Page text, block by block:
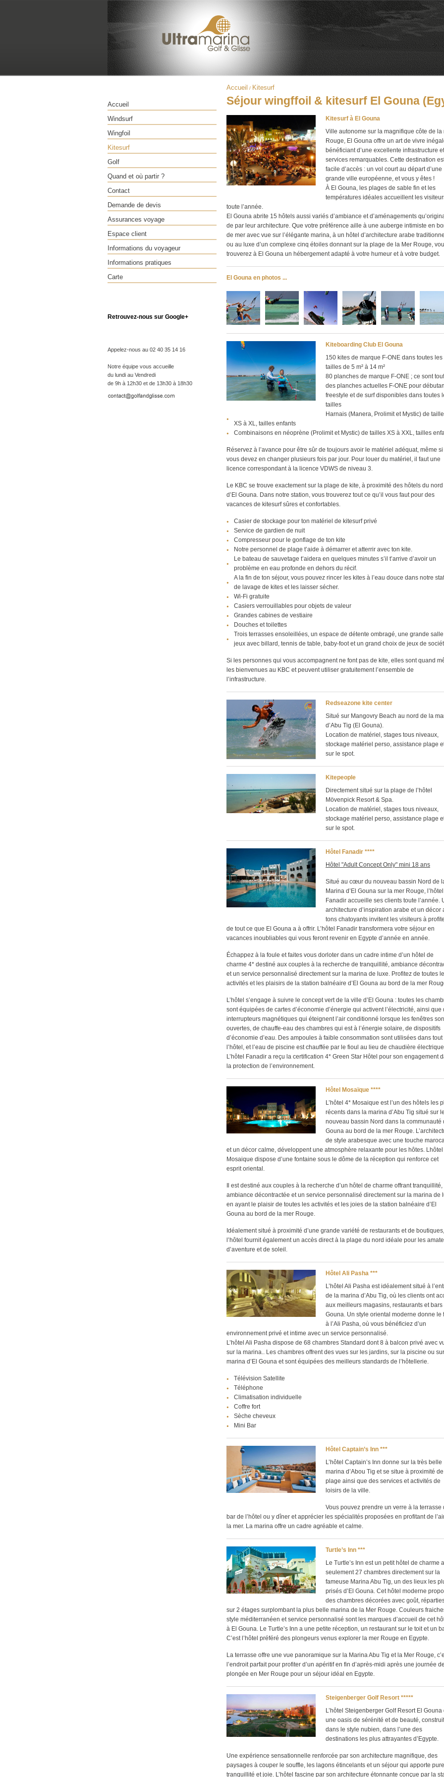
Accueil
Windsurf
Wingfoil
Kitesurf
Golf
Quand et où partir ?
Contact
Demande de devis
Assurances voyage
Espace client
Informations du voyageur
Informations pratiques
Carte
Retrouvez-nous sur Google+
Appelez-nous au 02 40 35 14 16
Notre équipe vous accueille
du lundi au Vendredi
de 9h à 12h30 et de 13h30 à 18h30
Accueil / Kitesurf
Séjour wingffoil & kitesurf El Gouna
Kitesurf à El Gouna
Ville autonome sur la magnifique côte de la
Rouge, El Gouna offre un art de vivre
bénéficiant d’une excellente infrastructure
services remarquables. Cette destination
facile d’accès : un vol court au départ d’une
grande ville européenne, et vous y êtes !
À El Gouna, les plages de sable fin et les
températures idéales accueillent les
toute l’année.
El Gouna abrite 15 hôtels aussi variés d’ambiance et d’aménagements
de par leur architecture. Que votre préférence aille à une auberge intimiste en
de mer avec vue sur l’élégante marina, à un hôtel d’architecture arabe
ou au luxe d’un complexe cinq étoiles donnant sur la plage de la Mer Rouge,
trouverez à El Gouna un hébergement adapté à votre humeur et à votre budget.
El Gouna en photos ...
Kiteboarding Club El Gouna
150 kites de marque F-ONE dans toutes les
tailles de 5 m² à 14 m²
80 planches de marque F-ONE ; ce sont
des planches actuelles F-ONE pour
freestyle et de surf disponibles dans toutes
tailles
Harnais (Manera, Prolimit et Mystic) de
XS à XL, tailles enfants
Combinaisons en néoprène (Prolimit et Mystic) de tailles XS à XXL, tailles
Réservez à l’avance pour être sûr de toujours avoir le matériel adéquat, même si
vous devez en changer plusieurs fois par jour. Pour louer du matériel, il faut une
licence correspondant à la licence VDWS de niveau 3.
Le KBC se trouve exactement sur la plage de kite, à proximité des hôtels du nord
d’El Gouna. Dans notre station, vous trouverez tout ce qu’il vous faut pour des
vacances de kitesurf sûres et confortables.
Casier de stockage pour ton matériel de kitesurf privé
Service de gardien de nuit
Compresseur pour le gonflage de ton kite
Notre personnel de plage t’aide à démarrer et atterrir avec ton kite.
Le bateau de sauvetage t’aidera en quelques minutes s’il t’arrive d’avoir un
problème en eau profonde en dehors du récif.
A la fin de ton séjour, vous pouvez rincer les kites à l’eau douce dans notre
de lavage de kites et les laisser sécher.
Wi-Fi gratuite
Casiers verrouillables pour objets de valeur
Grandes cabines de vestiaire
Douches et toilettes
Trois terrasses ensoleillées, un espace de détente ombragé, une grande
jeux avec billard, tennis de table, baby-foot et un grand choix de jeux de
Si les personnes qui vous accompagnent ne font pas de kite, elles sont quand
les bienvenues au KBC et peuvent utiliser gratuitement l’ensemble de
l’infrastructure.
Redseazone kite center
Situé sur Mangovry Beach au nord de la
d’Abu Tig (El Gouna).
Location de matériel, stages tous niveaux,
stockage matériel perso, assistance plage
sur le spot.
Kitepeople
Directement situé sur la plage de l’hôtel
Mövenpick Resort & Spa.
Location de matériel, stages tous niveaux,
stockage matériel perso, assistance plage
sur le spot.
Hôtel Fanadir ****
Hôtel "Adult Concept Only" mini 18 ans
Situé au cœur du nouveau bassin Nord de
Marina d’El Gouna sur la mer Rouge,
Fanadir accueille ses clients toute l’année.
architecture d’inspiration arabe et un décor
tons chatoyants invitent les visiteurs à
de tout ce que El Gouna a à offrir. L’hôtel Fanadir transformera votre séjour en
vacances inoubliables qui vous feront revenir en Egypte d’année en année.
Échappez à la foule et faites vous dorloter dans un cadre intime d’un hôtel de
charme 4* destiné aux couples à la recherche de tranquillité, ambiance
et un service personnalisé directement sur la marina de luxe. Profitez de toutes
activités et les plaisirs de la station balnéaire d’El Gouna au bord de la mer
L’hôtel s’engage à suivre le concept vert de la ville d’El Gouna : toutes les
sont équipées de cartes d’économie d’énergie qui activent l’électricité, ainsi que
interrupteurs magnétiques qui éteignent l’air conditionné lorsque les fenêtres
ouvertes, de chauffe-eau des chambres qui est à l’énergie solaire, de dispositifs
d’économie d’eau. Des ampoules à faible consommation sont utilisées dans tout
l’hôtel, et l’eau de piscine est chauffée par le fioul au lieu de chaudière
L’hôtel Fanadir a reçu la certification 4* Green Star Hôtel pour son engagement
la protection de l’environnement.
Hôtel Mosaïque ****
L’hôtel 4* Mosaique est l’un des hôtels les
récents dans la marina d’Abu Tig situé sur le
nouveau bassin Nord dans la communauté
Gouna au bord de la mer Rouge.
de style arabesque avec une touche
et un décor calme, développent une atmosphère relaxante pour les hôtes. Lhôtel
Mosaique dispose d’une fontaine sous le dôme de la réception qui renforce cet
esprit oriental.
Il est destiné aux couples à la recherche d’un hôtel de charme offrant tranquillité,
ambiance décontractée et un service personnalisé directement sur la marina de
en ayant le plaisir de toutes les activités et les joies de la station balnéaire d’El
Gouna au bord de la mer Rouge.
Idéalement situé à proximité d’une grande variété de restaurants et de boutiques,
l’hôtel fournit également un accès direct à la plage du nord idéale pour les
d’aventure et de soleil.
Hôtel Ali Pasha ***
L’hôtel Ali Pasha est idéalement situé à
de la marina d’Abu Tig, où les clients ont
aux meilleurs magasins, restaurants et bars
Gouna. Un style oriental moderne donne le
à l’Ali Pasha, où vous bénéficiez d’un
environnement privé et intime avec un service personnalisé.
L’hôtel Ali Pasha dispose de 68 chambres Standard dont 8 à balcon privé avec
sur la marina.. Les chambres offrent des vues sur les jardins, sur la piscine ou
marina d’El Gouna et sont équipées des meilleurs standards de l’hôtellerie.
Télévision Satellite
Téléphone
Climatisation individuelle
Coffre fort
Sèche cheveux
Mini Bar
Hôtel Captain’s Inn ***
L’hôtel Captain’s Inn donne sur la très belle
marina d’Abou Tig et se situe à proximité
plage ainsi que des services et activités de
loisirs de la ville.
Vous pouvez prendre un verre à la terrasse
bar de l’hôtel ou y dîner et apprécier les spécialités proposées en profitant de
la mer. La marina offre un cadre agréable et calme.
Turtle’s Inn ***
Le Turtle’s Inn est un petit hôtel de charme
seulement 27 chambres directement sur la
fameuse Marina Abu Tig, un des lieux les
prisés d’El Gouna. Cet hôtel moderne
des chambres décorées avec goût,
sur 2 étages surplombant la plus belle marina de la Mer Rouge. Couleurs
style méditerranéen et service personnalisé sont les marques d’accueil de cet
à El Gouna. Le Turtle’s Inn a une petite réception, un restaurant sur le toit et un
C’est l’hôtel préféré des plongeurs venus explorer la mer Rouge en Egypte.
La terrasse offre une vue panoramique sur la Marina Abu Tig et la Mer Rouge,
l’endroit parfait pour profiter d’un apéritif en fin d’après-midi après une journée de
plongée en Mer Rouge pour un séjour idéal en Egypte.
Steigenberger Golf Resort *****
L’hôtel Steigenberger Golf Resort El Gouna
une oasis de sérénité et de beauté,
dans le style nubien, dans l’une des
destinations les plus attrayantes d’Egypte.
Une expérience sensationnelle renforcée par son architecture magnifique, des
paysages à couper le souffle, les lagons étincelants et un séjour qui apporte pure
tranquillité et joie. L’hôtel fascine par son architecture étonnante conçue par la